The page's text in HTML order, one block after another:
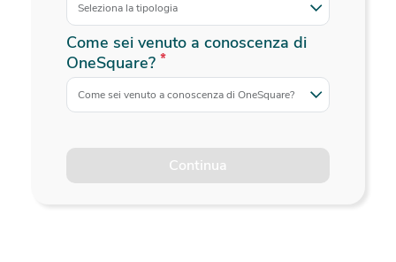
Seleziona la tipologia
Come sei venuto a conoscenza di
OneSquare? *
Come sei venuto a conoscenza di OneSquare?
Continua